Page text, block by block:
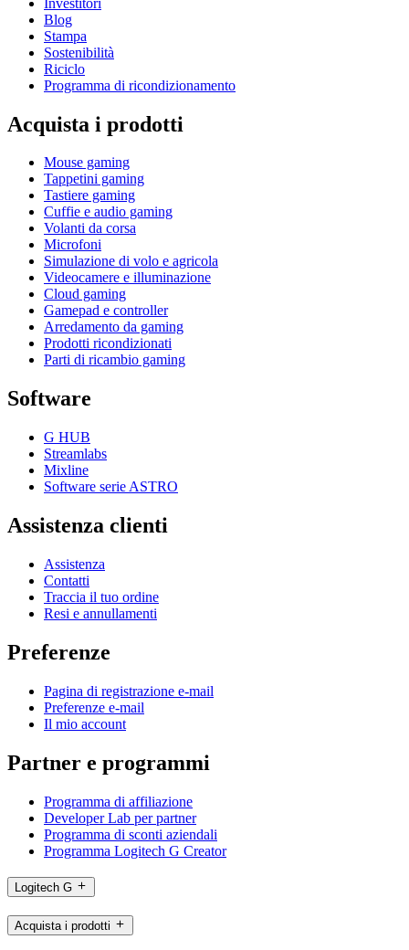
Blog
Stampa
Sostenibilità
Riciclo
Programma di ricondizionamento
Acquista i prodotti
Mouse gaming
Tappetini gaming
Tastiere gaming
Cuffie e audio gaming
Volanti da corsa
Microfoni
Simulazione di volo e agricola
Videocamere e illuminazione
Cloud gaming
Gamepad e controller
Arredamento da gaming
Prodotti ricondizionati
Parti di ricambio gaming
Software
G HUB
Streamlabs
Mixline
Software serie ASTRO
Assistenza clienti
Assistenza
Contatti
Traccia il tuo ordine
Resi e annullamenti
Preferenze
Pagina di registrazione e-mail
Preferenze e-mail
Il mio account
Partner e programmi
Programma di affiliazione
Developer Lab per partner
Programma di sconti aziendali
Programma Logitech G Creator
Logitech G
Acquista i prodotti